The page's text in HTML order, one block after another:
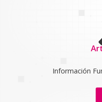
Información